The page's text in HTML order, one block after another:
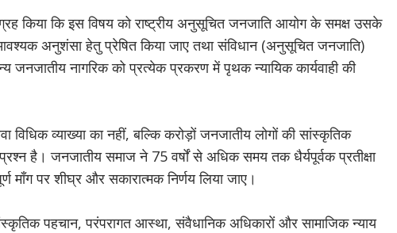
किया कि इस विषय को राष्ट्रीय अनुसूचित जनजाति आयोग के समक्ष उसके
अनुशंसा हेतु प्रेषित किया जाए तथा संविधान (अनुसूचित जनजाति)
नागरिक को प्रत्येक प्रकरण में पृथक न्यायिक कार्यवाही की
व्याख्या का नहीं, बल्कि करोड़ों जनजातीय लोगों की सांस्कृतिक
है। जनजातीय समाज ने 75 वर्षों से अधिक समय तक धैर्यपूर्वक प्रतीक्षा
पर शीघ्र और सकारात्मक निर्णय लिया जाए।
पहचान, परंपरागत आस्था, संवैधानिक अधिकारों और सामाजिक न्याय